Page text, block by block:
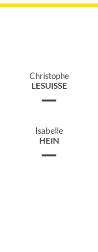
Christophe
LESUISSE
Isabelle
HEIN